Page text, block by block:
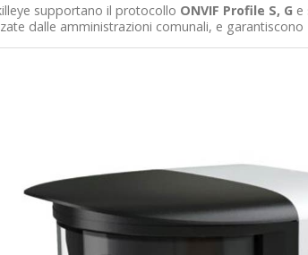
supportano il protocollo ONVIF Profile S, G e
dalle amministrazioni comunali, e garantiscono